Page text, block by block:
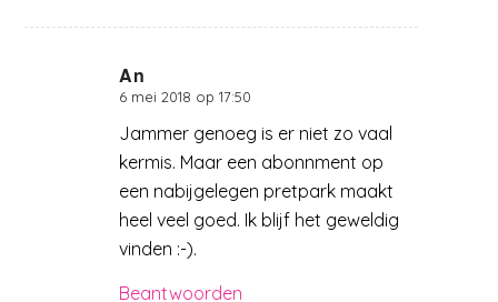
An
zegt:
6 mei 2018 op 17:50
Jammer genoeg is er niet zo vaal
kermis. Maar een abonnment op
een nabijgelegen pretpark maakt
heel veel goed. Ik blijf het geweldig
vinden :-).
Beantwoorden